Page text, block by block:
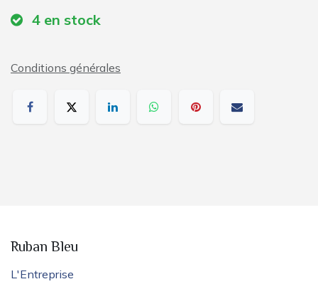
4 en stock
Conditions générales
Ruban Bleu
L'Entreprise